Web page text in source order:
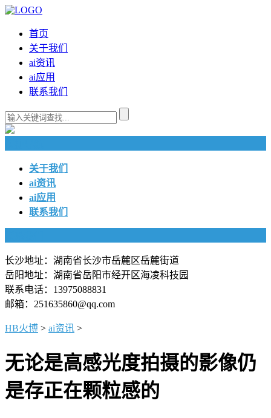
首页
关于我们
ai资讯
ai应用
联系我们
关于我们
ai资讯
ai应用
联系我们
长沙地址：湖南省长沙市岳麓区岳麓街道
岳阳地址：湖南省岳阳市经开区海凌科技园
联系电话：13975088831
邮箱：251635860@qq.com
HB火博 > ai资讯 >
无论是高感光度拍摄的影像仍
是存正在颗粒感的